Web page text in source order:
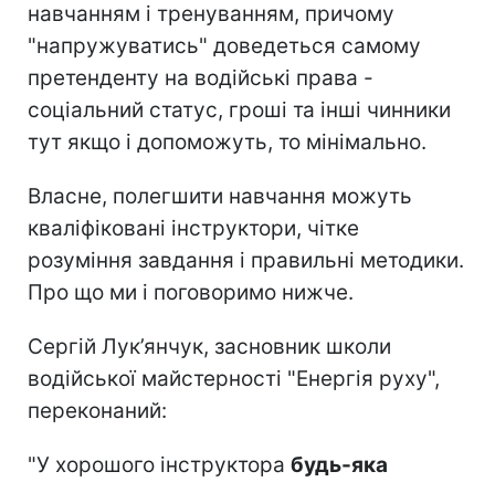
навчанням і тренуванням, причому
"напружуватись" доведеться самому
претенденту на водійські права -
соціальний статус, гроші та інші чинники
тут якщо і допоможуть, то мінімально.
Власне, полегшити навчання можуть
кваліфіковані інструктори, чітке
розуміння завдання і правильні методики.
Про що ми і поговоримо нижче.
Сергій Лук’янчук, засновник школи
водійської майстерності "Енергія руху",
переконаний:
"У хорошого інструктора будь-яка